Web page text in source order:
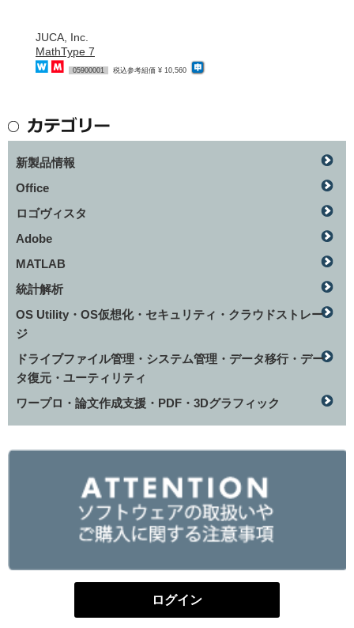
JUCA, Inc.
MathType 7
05900001 税込参考組価 ¥ 10,560
新製品情報
Office
ロゴヴィスタ
Adobe
MATLAB
統計解析
OS Utility・OS仮想化・セキュリティ・クラウドストレー
ジ
ドライブファイル管理・システム管理・データ移行・デー
タ復元・ユーティリティ
ワープロ・論文作成支援・PDF・3Dグラフィック
ログイン